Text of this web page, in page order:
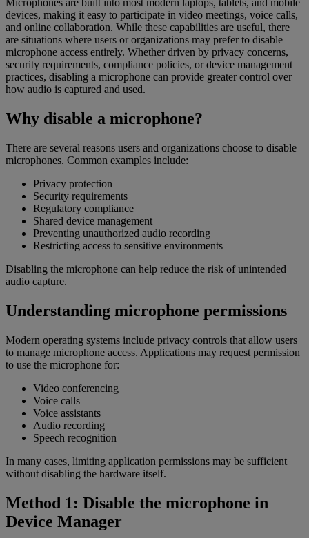
Microphones are built into most modern laptops, tablets, and mobile
devices, making it easy to participate in video meetings, voice calls,
and online collaboration. While these capabilities are useful, there
are situations where users or organizations may prefer to disable
microphone access entirely. Whether driven by privacy concerns,
security requirements, compliance policies, or device management
practices, disabling a microphone can provide greater control over
how audio is captured and used.
Why disable a microphone?
There are several reasons users and organizations choose to disable
microphones. Common examples include:
Privacy protection
Security requirements
Regulatory compliance
Shared device management
Preventing unauthorized audio recording
Restricting access to sensitive environments
Disabling the microphone can help reduce the risk of unintended
audio capture.
Understanding microphone permissions
Modern operating systems include privacy controls that allow users
to manage microphone access. Applications may request permission
to use the microphone for:
Video conferencing
Voice calls
Voice assistants
Audio recording
Speech recognition
In many cases, limiting application permissions may be sufficient
without disabling the hardware itself.
Method 1: Disable the microphone in
Device Manager